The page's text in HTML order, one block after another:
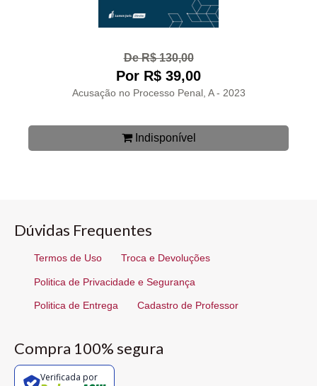
De R$ 130,00
Por R$ 39,00
Acusação no Processo Penal, A - 2023
Indisponível
Dúvidas Frequentes
Termos de Uso Troca e Devoluções
Politica de Privacidade e Segurança
Politica de Entrega Cadastro de Professor
Compra 100% segura
Verificada por